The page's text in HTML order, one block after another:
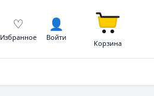
♡
Избранное
👤
Войти
Корзина